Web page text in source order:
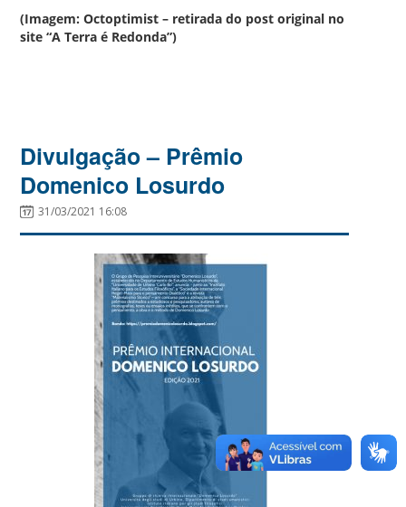
(Imagem: Octoptimist – retirada do post original no
site “A Terra é Redonda”)
Divulgação – Prêmio
Domenico Losurdo
31/03/2021 16:08